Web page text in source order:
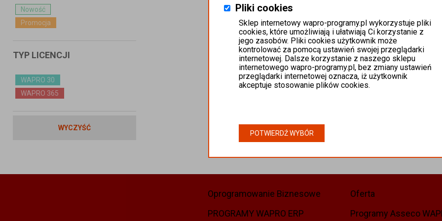
Nowość
Promocja
TYP LICENCJI
WAPRO 30
WAPRO 365
WYCZYŚĆ
Oprogramowanie Biznesowe
PROGRAMY WAPRO ERP
Oferta
Programy Asseco
Pliki cookies
Sklep internetowy wapro-programy.pl wykorzystuje pliki
cookies, które umożliwiają i ułatwiają Ci korzystanie z
jego zasobów. Pliki cookies użytkownik może
kontrolować za pomocą ustawień swojej przeglądarki
internetowej. Dalsze korzystanie z naszego sklepu
internetowego wapro-programy.pl, bez zmiany ustawień
przeglądarki internetowej oznacza, iż użytkownik
akceptuje stosowanie plików cookies.
POTWIERDŹ WYBÓR